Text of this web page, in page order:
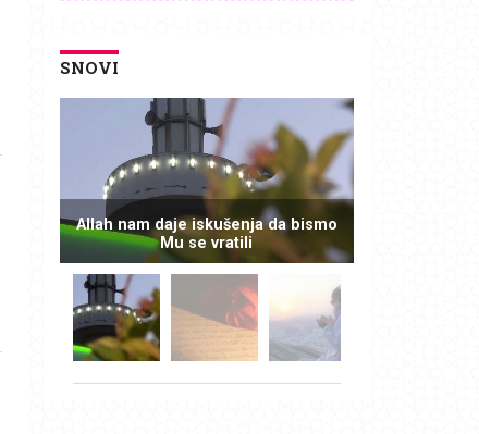
SNOVI
Allah nam daje iskušenja da bismo
Mu se vratili